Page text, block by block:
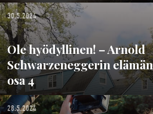
30.5.2024
Ole hyödyllinen! – Arnold
Schwarzeneggerin
osa 4
28.5.2024